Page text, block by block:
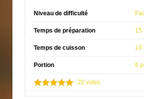
Niveau de difficulté
Temps de préparation 15
Temps de cuisson 10
Portion 6
20 votes